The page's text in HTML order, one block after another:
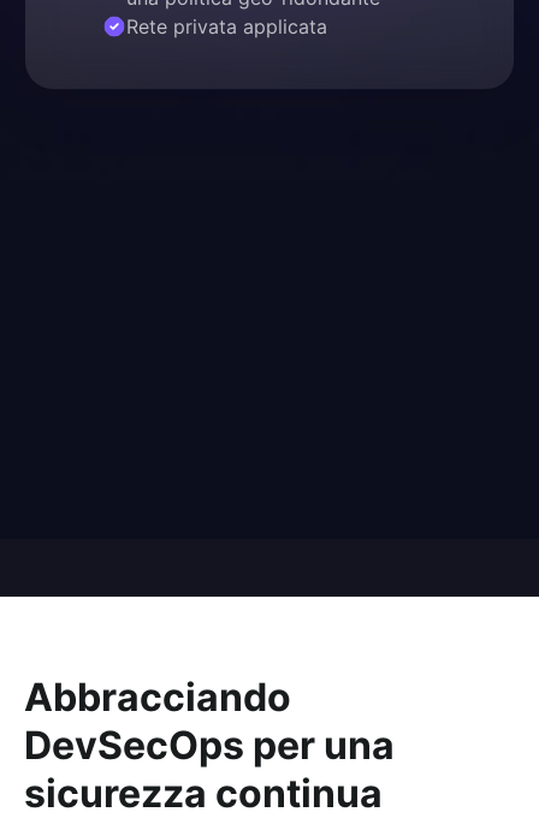
Rete privata applicata
Abbracciando
DevSecOps per una
sicurezza continua